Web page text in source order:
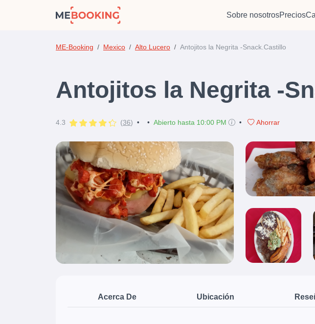
Sobre nosotrosPrecios
ME-Booking Mexico Alto Lucero Antojitos la Negrita -Snack.Castillo
Antojitos la Negrita -
4.3 (36) • • Abierto hasta 10:00 PM • Ahorrar
Acerca De Ubicación